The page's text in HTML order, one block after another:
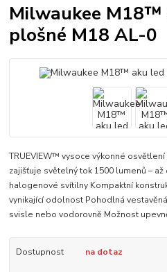
Milwaukee
plošné M18 AL-0
TRUEVIEW™ vysoce výkonné
zajišťuje světelný tok 1500 lumenů – až
halogenové svítilny Kompaktní
vynikající odolnost Pohodlná
svisle nebo vodorovně Možnost
Dostupnost na dotaz